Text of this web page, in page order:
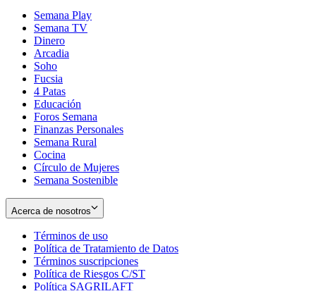
Semana Play
Semana TV
Dinero
Arcadia
Soho
in
new
window
Fucsia
in
new
window
4 Patas
Educación
Foros Semana
Finanzas Personales
Semana Rural
Cocina
Círculo de Mujeres
Semana Sostenible
Acerca de nosotros
Términos de uso
in
new
window
Política de Tratamiento de Datos
Términos suscripciones
in
Política de Riesgos C/ST
Política SAGRILAFT